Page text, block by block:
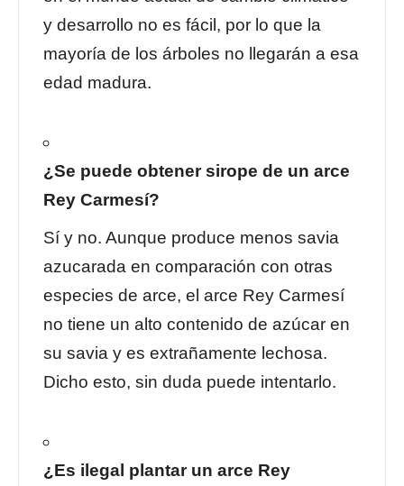
y desarrollo no es fácil, por lo que la
mayoría de los árboles no llegarán a esa
edad madura.
¿Se puede obtener sirope de un arce
Rey Carmesí?
Sí y no. Aunque produce menos savia
azucarada en comparación con otras
especies de arce, el arce Rey Carmesí
no tiene un alto contenido de azúcar en
su savia y es extrañamente lechosa.
Dicho esto, sin duda puede intentarlo.
¿Es ilegal plantar un arce Rey